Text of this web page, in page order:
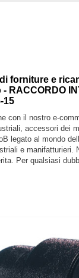
di forniture e
RACCORDO
15
con il nostro e-
accessori dei
legato al mondo
e manifatturieri.
Per qualsiasi